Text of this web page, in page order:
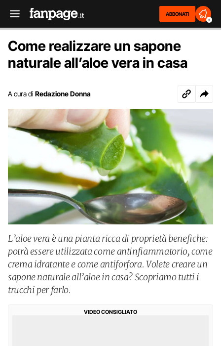
ABBONATI
2
Come realizzare un sapone
naturale all’aloe vera in casa
A cura di Redazione Donna
L’aloe vera è una pianta ricca di proprietà benefiche:
potrà essere utilizzata come antinfiammatorio, come
crema idratante e come antiforfora. Volete creare un
sapone naturale all’aloe in casa? Scopriamo tutti i
trucchi per farlo.
VIDEO CONSIGLIATO